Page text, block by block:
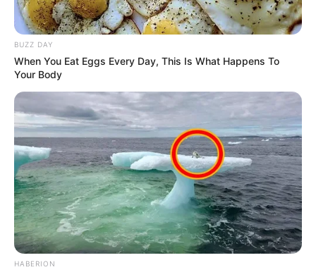
BUZZ DAY
When You Eat Eggs Every Day, This Is What Happens To
Your Body
HABERION